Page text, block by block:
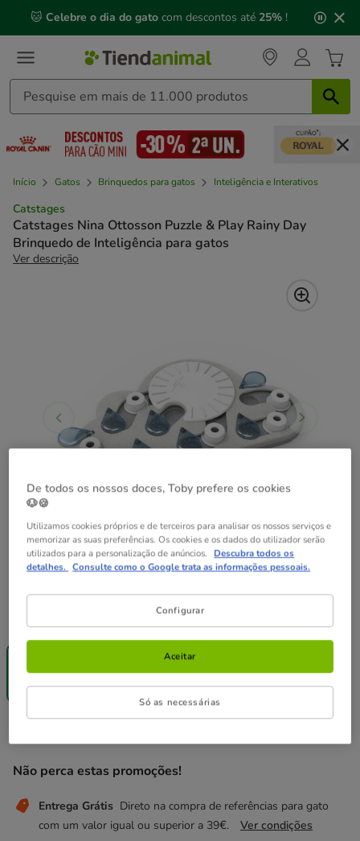
mensagem,
🐱 Celebre o dia do gato com descontos até 25% !
Início Gatos Brinquedos para gatos Inteligência e Interativos
Catstages
Catstages Nina Ottosson Puzzle & Play Rainy Day
Brinquedo de Inteligência para gatos
Ver descrição
1 ud.
Entrega
24.99€
Não perca estas promoções!
Entrega Grátis Direto na compra de referências para gato
com um valor igual ou superior a 39€.
Ver condições
De todos os nossos doces, Toby prefere os cookies
🐶🍪
Utilizamos cookies próprios e de terceiros para analisar os nossos serviços e
memorizar as suas preferências. Os cookies e os dados do utilizador serão
utilizados para a personalização de anúncios. Descubra todos os
detalhes. Consulte como o Google trata as informações pessoais.
Configurar
Só as necessárias
Aceitar